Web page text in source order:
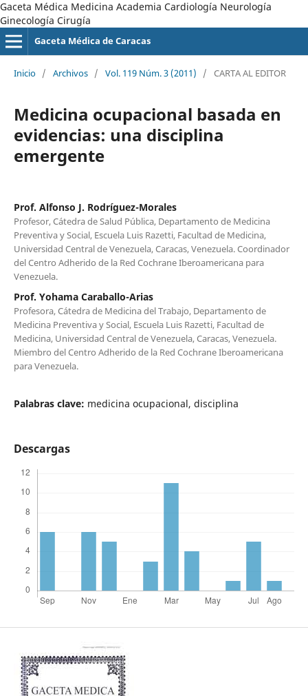
Gaceta Médica Medicina Academia Cardiología Neurología
Ginecología Cirugía
Gaceta Médica de Caracas
Inicio / Archivos / Vol. 119 Núm. 3 (2011) / CARTA AL EDITOR
Medicina ocupacional basada en
evidencias: una disciplina
emergente
Prof. Alfonso J. Rodríguez-Morales
Profesor, Cátedra de Salud Pública, Departamento de Medicina
Preventiva y Social, Escuela Luis Razetti, Facultad de Medicina,
Universidad Central de Venezuela, Caracas, Venezuela. Coordinador
del Centro Adherido de la Red Cochrane Iberoamericana para
Venezuela.
Prof. Yohama Caraballo-Arias
Profesora, Cátedra de Medicina del Trabajo, Departamento de
Medicina Preventiva y Social, Escuela Luis Razetti, Facultad de
Medicina, Universidad Central de Venezuela, Caracas, Venezuela.
Miembro del Centro Adherido de la Red Cochrane Iberoamericana
para Venezuela.
Palabras clave: medicina ocupacional, disciplina
Descargas